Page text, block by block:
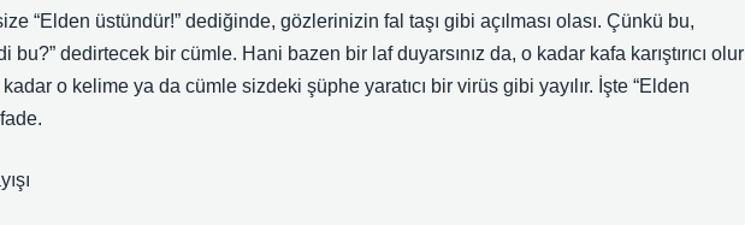
“Elden üstündür!” dediğinde, gözlerinizin fal taşı gibi açılması olası. Çünkü bu,
bu?” dedirtecek bir cümle. Hani bazen bir laf duyarsınız da, o kadar kafa karıştırıcı olur
o kelime ya da cümle sizdeki şüphe yaratıcı bir virüs gibi yayılır. İşte “Elden